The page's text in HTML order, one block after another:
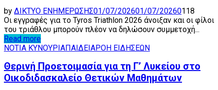
by ΔΙΚΤΥΟ ΕΝΗΜΕΡΩΣΗΣ01/07/202601/07/20260118
Οι εγγραφές για το Tyros Triathlon 2026 άνοιξαν και οι φίλοι
του τριάθλου μπορούν πλέον να δηλώσουν συμμετοχή...
Read more
ΝΟΤΙΑ ΚΥΝΟΥΡΙΑΠΑΙΔΕΙΑΡΟΗ ΕΙΔΗΣΕΩΝ
Θερινή Προετοιμασία για τη Γ’ Λυκείου στο
Οικοδιδασκαλείο Θετικών Μαθημάτων